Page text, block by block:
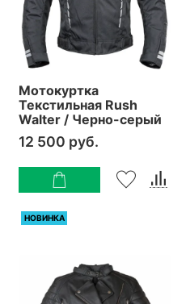
Мотокуртка
Текстильная Rush
Walter / Черно-серый
12 500 руб.
НОВИНКА